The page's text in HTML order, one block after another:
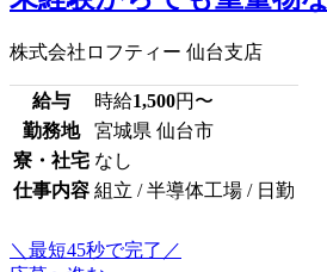
株式会社ロフティー 仙台支店
給与 時給1,500円〜
勤務地
宮城県 仙台市
寮・社宅 なし
仕事内容 組立 / 半導体工場 / 日勤
＼最短45秒で完了／